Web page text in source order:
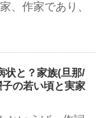
、作家であり、
状と？家族(旦那/
の若い頃と実家